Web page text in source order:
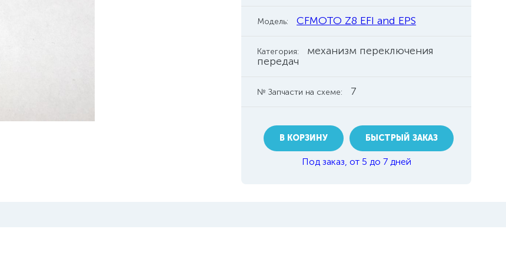
Модель: CFMOTO Z8 EFI and EPS
Категория:
механизм переключения
передач
№ Запчасти на схеме: 7
В КОРЗИНУ БЫСТРЫЙ ЗАКАЗ
Под заказ, от 5 до 7 дней